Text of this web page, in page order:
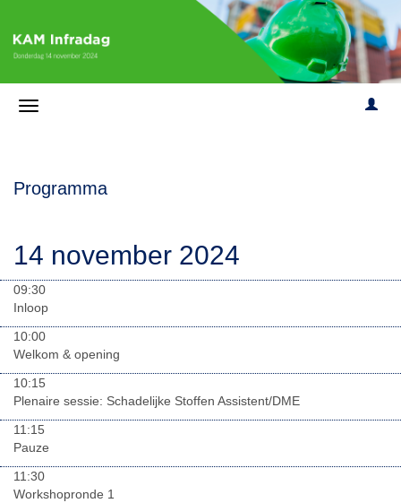
Programma
14 november 2024
09:30
Inloop
10:00
Welkom & opening
10:15
Plenaire sessie: Schadelijke Stoffen Assistent/DME
11:15
Pauze
11:30
Workshopronde 1